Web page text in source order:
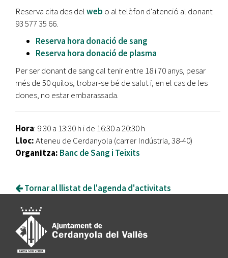
Reserva cita des delweb o al telèfon d'atenció al donant
93 577 35 66.
Reserva hora donació de sang
Reserva hora donació de plasma
Per ser donant de sang cal tenir entre 18 i 70 anys, pesar
més de 50 quilos, trobar-se bé de salut i, en el cas de les
dones, no estar embarassada.
Hora: 9:30 a 13:30 h i de 16:30 a 20:30 h
Lloc:Ateneu de Cerdanyola (carrer Indústria, 38-40)
Organitza: Banc de Sang i Teixits
Tornar al llistat de l'agenda d'activitats